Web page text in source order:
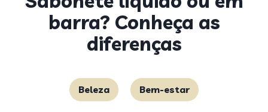
barra? Conheça as
diferenças
Beleza Bem-estar